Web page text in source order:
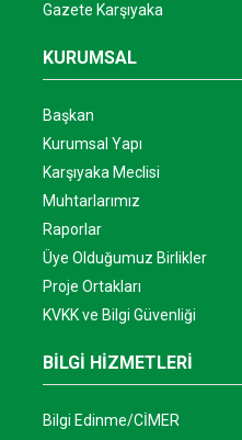
Gazete Karşıyaka
KURUMSAL
Başkan
Kurumsal Yapı
Karşıyaka Meclisi
Muhtarlarımız
Raporlar
Üye Olduğumuz Birlikler
Proje Ortakları
KVKK ve Bilgi Güvenliği
BİLGİ HİZMETLERİ
Bilgi Edinme/CİMER